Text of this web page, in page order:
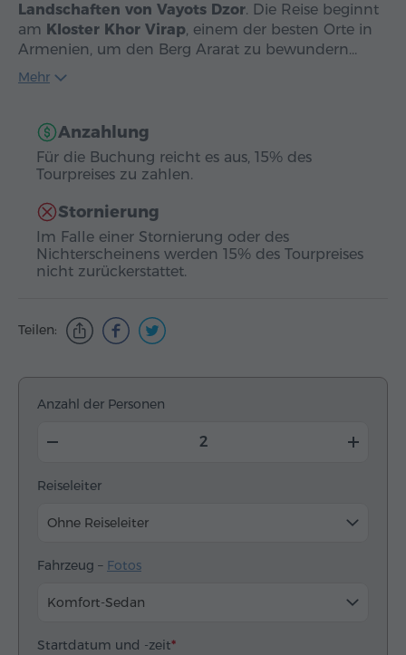
Landschaften von Vayots Dzor. Die Reise beginnt
am Kloster Khor Virap, einem der besten Orte in
Armenien, um den Berg Ararat zu bewundern…
Mehr
Anzahlung
Für die Buchung reicht es aus, 15% des
Tourpreises zu zahlen.
Stornierung
Im Falle einer Stornierung oder des
Nichterscheinens werden 15% des Tourpreises
nicht zurückerstattet.
Teilen:
Anzahl der Personen
Reiseleiter
Ohne Reiseleiter
Fahrzeug – Fotos
Komfort-Sedan
Startdatum und -zeit